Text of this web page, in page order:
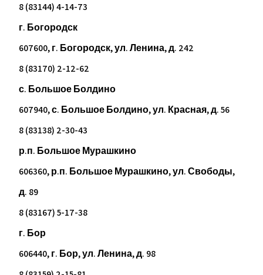
8 (83144) 4-14-73
г. Богородск
607600, г. Богородск, ул. Ленина, д. 242
8 (83170) 2-12-62
с. Большое Болдино
607940, с. Большое Болдино, ул. Красная, д. 56
8 (83138) 2-30-43
р.п. Большое Мурашкино
606360, р.п. Большое Мурашкино, ул. Свободы,
д. 89
8 (83167) 5-17-38
г. Бор
606440, г. Бор, ул. Ленина, д. 98